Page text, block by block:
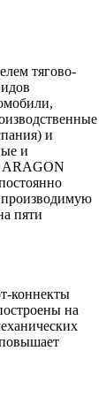
тягово-
и
и
ARAGON
производимую
пяти
коннекты
на